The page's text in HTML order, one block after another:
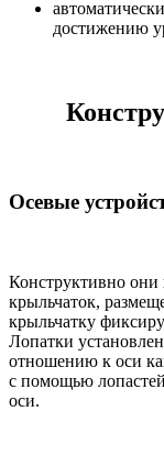
достижению
Осевые
Конструктивно они
крыльчаток,
крыльчатку
Лопатки
отношению к оси
с помощью
оси.